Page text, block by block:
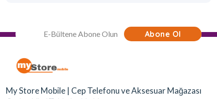
Abone Ol
My Store Mobile | Cep Telefonu ve Aksesuar Mağazası